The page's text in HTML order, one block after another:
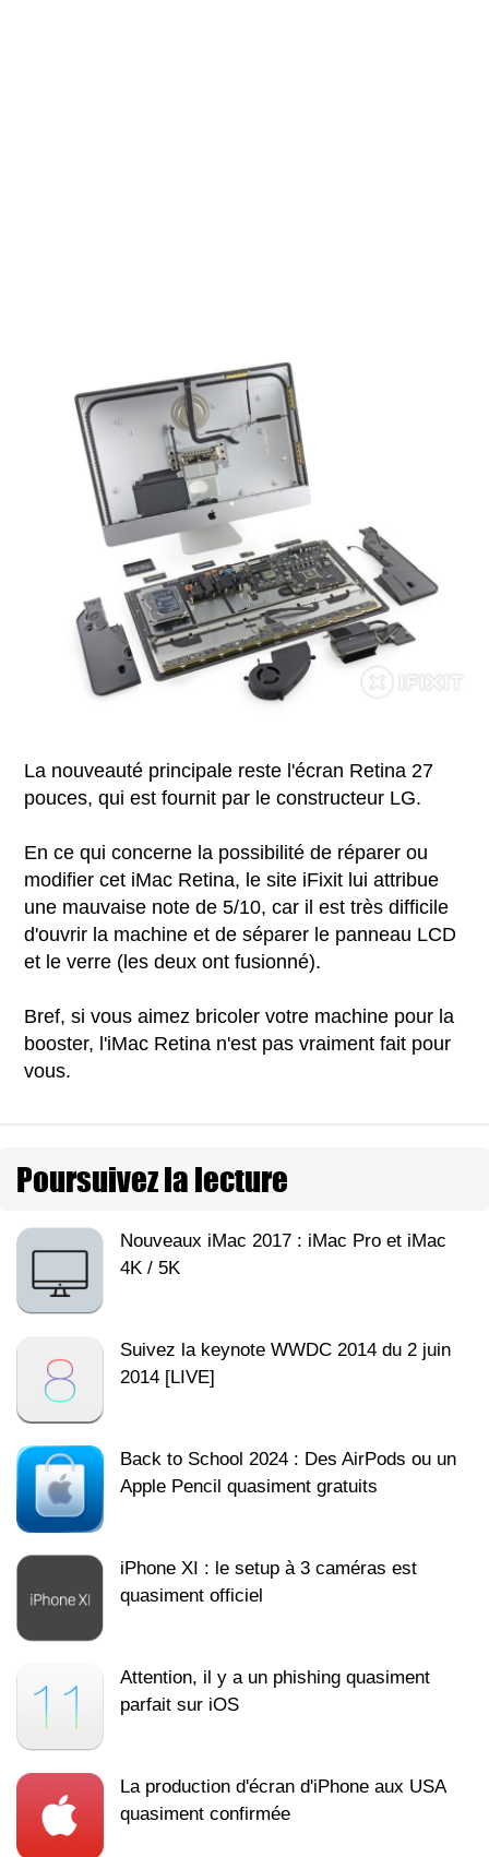
La nouveauté principale reste l'écran Retina 27
pouces, qui est fournit par le constructeur LG.
En ce qui concerne la possibilité de réparer ou
modifier cet iMac Retina, le site iFixit lui attribue
une mauvaise note de 5/10, car il est très difficile
d'ouvrir la machine et de séparer le panneau LCD
et le verre (les deux ont fusionné).
Bref, si vous aimez bricoler votre machine pour la
booster, l'iMac Retina n'est pas vraiment fait pour
vous.
Poursuivez la lecture
Nouveaux iMac 2017 : iMac Pro et iMac
4K / 5K
Suivez la keynote WWDC 2014 du 2 juin
2014 [LIVE]
Back to School 2024 : Des AirPods ou un
Apple Pencil quasiment gratuits
iPhone XI : le setup à 3 caméras est
quasiment officiel
Attention, il y a un phishing quasiment
parfait sur iOS
La production d'écran d'iPhone aux USA
quasiment confirmée